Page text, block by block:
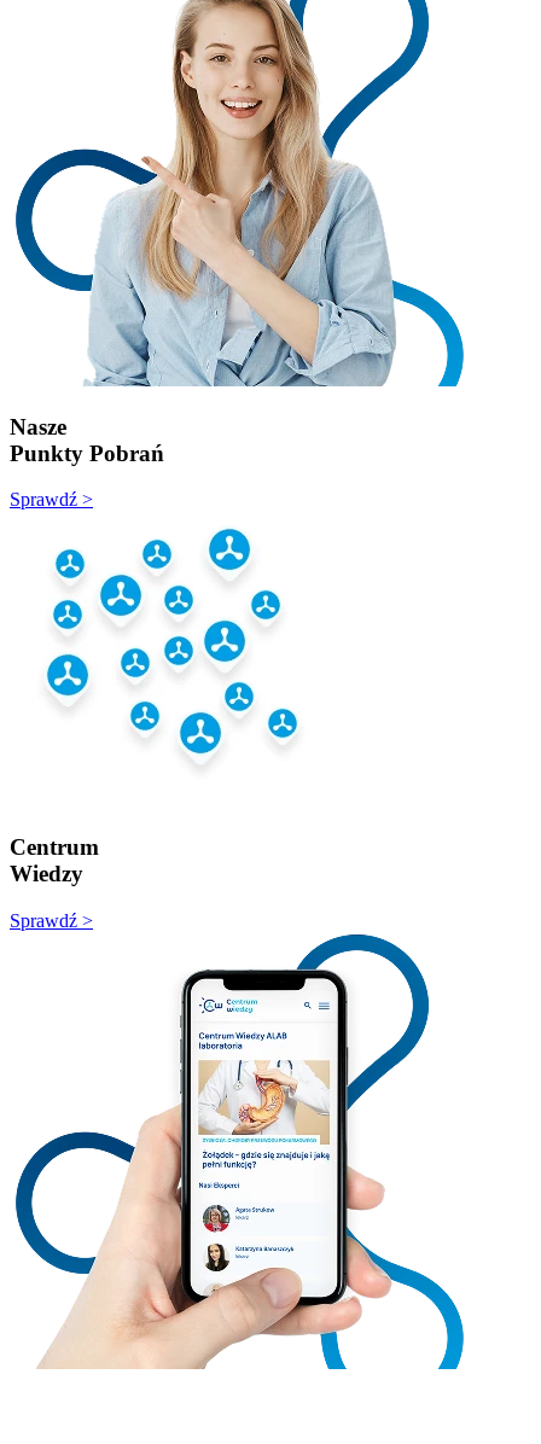
Nasze
Punkty Pobrań
Sprawdź >
Centrum
Wiedzy
Sprawdź >